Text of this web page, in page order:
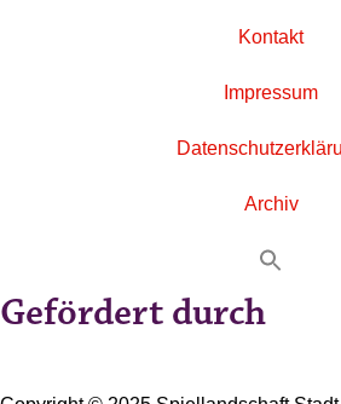
Kontakt
Impressum
Archiv
Gefördert durch